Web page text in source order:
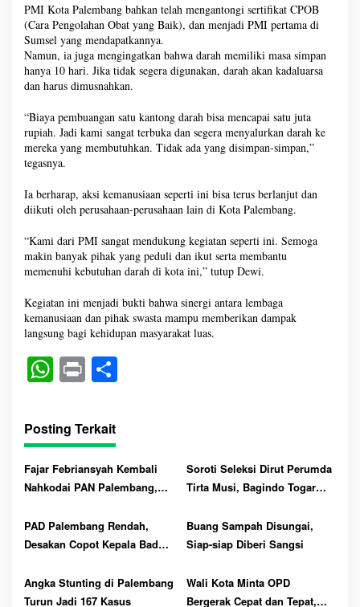
PMI Kota Palembang bahkan telah mengantongi sertifikat CPOB
(Cara Pengolahan Obat yang Baik), dan menjadi PMI pertama di
Sumsel yang mendapatkannya.
Namun, ia juga mengingatkan bahwa darah memiliki masa simpan
hanya 10 hari. Jika tidak segera digunakan, darah akan kadaluarsa
dan harus dimusnahkan.
“Biaya pembuangan satu kantong darah bisa mencapai satu juta
rupiah. Jadi kami sangat terbuka dan segera menyalurkan darah ke
mereka yang membutuhkan. Tidak ada yang disimpan-simpan,”
tegasnya.
Ia berharap, aksi kemanusiaan seperti ini bisa terus berlanjut dan
diikuti oleh perusahaan-perusahaan lain di Kota Palembang.
“Kami dari PMI sangat mendukung kegiatan seperti ini. Semoga
makin banyak pihak yang peduli dan ikut serta membantu
memenuhi kebutuhan darah di kota ini,” tutup Dewi.
Kegiatan ini menjadi bukti bahwa sinergi antara lembaga
kemanusiaan dan pihak swasta mampu memberikan dampak
langsung bagi kehidupan masyarakat luas.
W
ts
A
pp
Pr
t
Posting Terkait
Fajar Febriansyah Kembali
Nahkodai PAN Palembang,
Dauli Bendahara
Soroti Seleksi Dirut Perumda
Tirta Musi, Bagindo Togar
Utamakan Profesional, Tolak
Titipan dan Intervensi
PAD Palembang Rendah,
Desakan Copot Kepala Badan
Buang Sampah Disungai,
Siap-siap Diberi Sangsi
Angka Stunting di Palembang
Turun Jadi 167 Kasus
Wali Kota Minta OPD
Bergerak Cepat dan Tepat,